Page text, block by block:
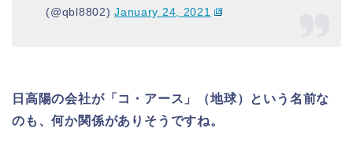
(@qbl8802)January 24, 2021
日高陽の会社が「コ・アース」（地球）という名前な
のも、何か関係がありそうですね。